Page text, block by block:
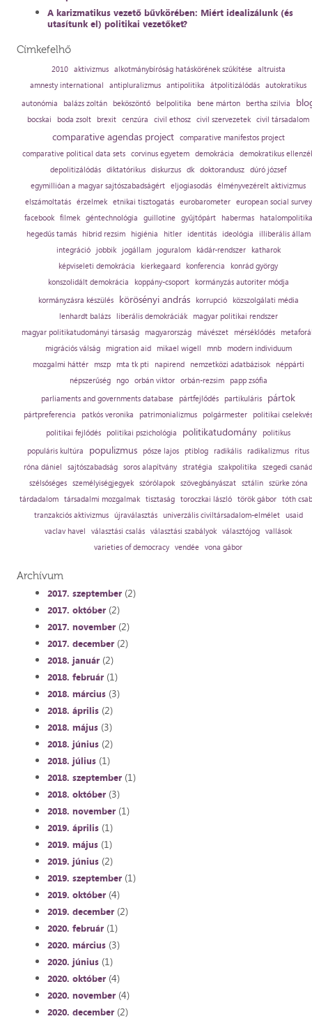
A karizmatikus vezető bűvkörében: Miért idealizálunk (és
utasítunk el) politikai vezetőket?
Címkefelhő
2010 aktivizmus alkotmánybíróság hatáskörének szűkítése
altruista
amnesty international
antipluralizmus antipolitika átpolitizálódás autokratikus
autonómia
balázs zoltán beköszöntő belpolitika bene márton bertha szilvia
bocskai boda zsolt brexit cenzúra civil ethosz civil szervezetek civil társadalom
comparative agendas project
comparative manifestos project
comparative political data sets corvinus egyetem demokrácia
demokratikus
depolitizálódás diktatórikus diskurzus dk doktorandusz dúró józsef
egymillióan a magyar sajtószabadságért eljogiasodás élményvezérelt aktivizmus
elszámoltatás
érzelmek etnikai tisztogatás eurobarometer
european social survey
facebook
filmek géntechnológia guillotine gyűjtőpárt habermas
hatalompolitika
hegedűs tamás
hibrid rezsim higiénia hitler identitás ideológia
illiberális állam
integráció
jobbik jogállam joguralom kádár-rendszer
katharok
képviseleti demokrácia
kierkegaard konferencia
konrád györgy
konszolidált demokrácia
koppány-csoport
kormányzás autoriter módja
kormányzásra készülés
körösényi andrás korrupció
közszolgálati média
lenhardt balázs
liberális demokráciák
magyar politikai rendszer
magyar politikatudományi társaság
magyarország mávészet mérséklődés
migrációs válság
migration aid mikael wigell mnb
modern individuum
mozgalmi háttér
mszp mta tk pti napirend nemzetközi adatbázisok
néppárti
népszerűség
ngo orbán viktor orbán-rezsim
papp zsófia
parliaments and governments database
pártfejlődés partikuláris pártok
pártpreferencia patkós veronika patrimonializmus polgármester
politikai
politikai fejlődés
politikai pszichológia politikatudomány
politikus
populáris kultúra
populizmus pősze lajos ptiblog radikális radikalizmus
rítus
róna dániel
sajtószabadság soros alapítvány stratégia szakpolitika
szegedi
szélsőséges
személyiségjegyek szórólapok szövegbányászat sztálin
szürke zóna
tárdadalom társadalmi mozgalmak tisztaság toroczkai lászló török gábor tóth
tranzakciós aktivizmus
újraválasztás univerzális civiltársadalom-elmélet
usaid
vaclav havel
választási csalás választási szabályok választójog vallások
varieties of democracy vendée vona gábor
Archívum
2017. szeptember(2)
2017. október(2)
2017. november(2)
2017. december(2)
2018. január(2)
2018. február(1)
2018. március(3)
2018. április(2)
2018. május(3)
2018. június(2)
2018. július(1)
2018. szeptember(1)
2018. október(3)
2018. november(1)
2019. április(1)
2019. május(1)
2019. június(2)
2019. szeptember(1)
2019. október(4)
2019. december(2)
2020. február(1)
2020. március(3)
2020. június(1)
2020. október(4)
2020. november(4)
2020. december(2)